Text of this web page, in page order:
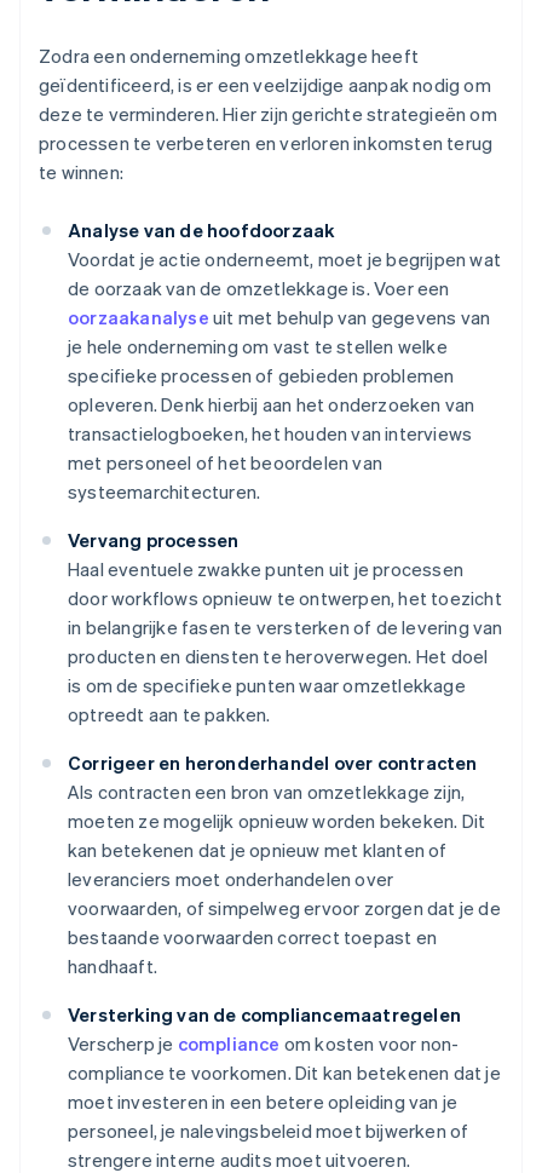
Zodra een onderneming omzetlekkage heeft
geïdentificeerd, is er een veelzijdige aanpak nodig om
deze te verminderen. Hier zijn gerichte strategieën om
processen te verbeteren en verloren inkomsten terug
te winnen:
Analyse van de hoofdoorzaak
Voordat je actie onderneemt, moet je begrijpen wat
de oorzaak van de omzetlekkage is. Voer een
oorzaakanalyse uit met behulp van gegevens van
je hele onderneming om vast te stellen welke
specifieke processen of gebieden problemen
opleveren. Denk hierbij aan het onderzoeken van
transactielogboeken, het houden van interviews
met personeel of het beoordelen van
systeemarchitecturen.
Vervang processen
Haal eventuele zwakke punten uit je processen
door workflows opnieuw te ontwerpen, het toezicht
in belangrijke fasen te versterken of de levering van
producten en diensten te heroverwegen. Het doel
is om de specifieke punten waar omzetlekkage
optreedt aan te pakken.
Corrigeer en heronderhandel over contracten
Als contracten een bron van omzetlekkage zijn,
moeten ze mogelijk opnieuw worden bekeken. Dit
kan betekenen dat je opnieuw met klanten of
leveranciers moet onderhandelen over
voorwaarden, of simpelweg ervoor zorgen dat je de
bestaande voorwaarden correct toepast en
handhaaft.
Versterking van de compliancemaatregelen
Verscherp je compliance om kosten voor non-
compliance te voorkomen. Dit kan betekenen dat je
moet investeren in een betere opleiding van je
personeel, je nalevingsbeleid moet bijwerken of
strengere interne audits moet uitvoeren.